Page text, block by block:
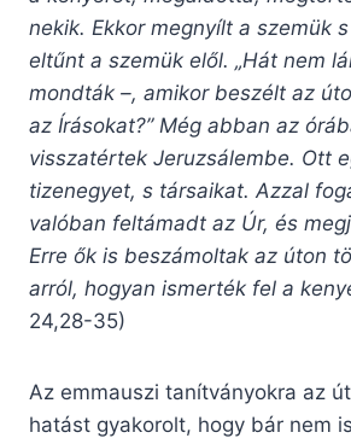
nekik. Ekkor megnyílt a szemük
eltűnt a szemük elől. „Hát nem
mondták –, amikor beszélt az
az Írásokat?” Még abban az
visszatértek Jeruzsálembe. Ott
tizenegyet, s társaikat. Azzal
valóban feltámadt az Úr, és
Erre ők is beszámoltak az úton
arról, hogyan ismerték fel a
24,28-35)
Az emmauszi tanítványokra az
hatást gyakorolt, hogy bár nem